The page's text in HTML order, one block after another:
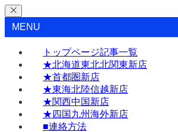
MENU
トップページ記事一覧
★北海道東北北関東新店
★首都圏新店
★東海北陸信越新店
★関西中国新店
★四国九州海外新店
■連絡方法